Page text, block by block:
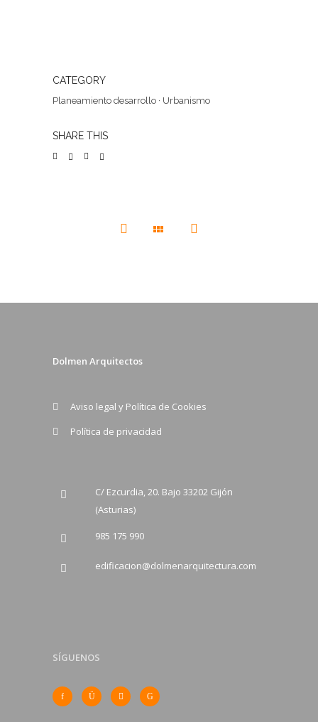
CATEGORY
Planeamiento desarrollo · Urbanismo
SHARE THIS
Dolmen Arquitectos
Aviso legal y Política de Cookies
Política de privacidad
C/ Ezcurdia, 20. Bajo 33202 Gijón
(Asturias)
985 175 990
edificacion@dolmenarquitectura.com
SÍGUENOS